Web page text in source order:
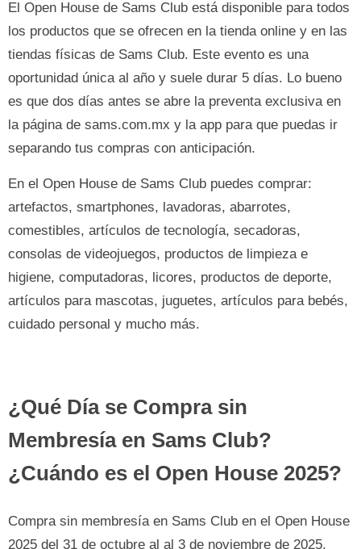
El Open House de Sams Club está disponible para todos
los productos que se ofrecen en la tienda online y en las
tiendas físicas de Sams Club. Este evento es una
oportunidad única al año y suele durar 5 días. Lo bueno
es que dos días antes se abre la preventa exclusiva en
la página de sams.com.mx y la app para que puedas ir
separando tus compras con anticipación.
En el Open House de Sams Club puedes comprar:
artefactos, smartphones, lavadoras, abarrotes,
comestibles, artículos de tecnología, secadoras,
consolas de videojuegos, productos de limpieza e
higiene, computadoras, licores, productos de deporte,
artículos para mascotas, juguetes, artículos para bebés,
cuidado personal y mucho más.
¿Qué Día se Compra sin
Membresía en Sams Club?
¿Cuándo es el Open House 2025?
Compra sin membresía en Sams Club en el Open House
2025 del 31 de octubre al al 3 de noviembre de 2025.